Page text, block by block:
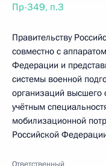
Пр-349, п.3
Правительству
совместно с
Федерации и
системы военной
организаций высшего
учётным
мобилизационной
Российской